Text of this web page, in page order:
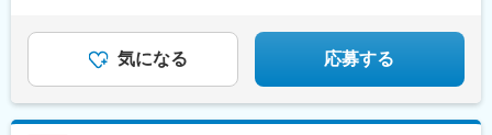
駅、大阪城北詰駅、天満駅、芦原橋駅、野田駅(大阪環状線)、松虫
駅、緑橋駅、神戸三宮駅(阪急・神戸高速)、栄町駅(東京都)、新宿
西口駅、西日暮里駅、新板橋駅、東大前駅、中野新橋駅、町屋駅
(東京メトロ)、亀戸駅、上野御徒町駅、代々木公園駅、世田谷駅、
池ノ上駅、戸越公園駅、矢口渡駅、荏原町駅、庚申塚駅、三越前
社宅制度あり◎異動に伴う引っ越し費用は会社が負担◎将来的に
は茨城・群馬・栃木などの事業所で活躍する機会もあります
気になる 応募する